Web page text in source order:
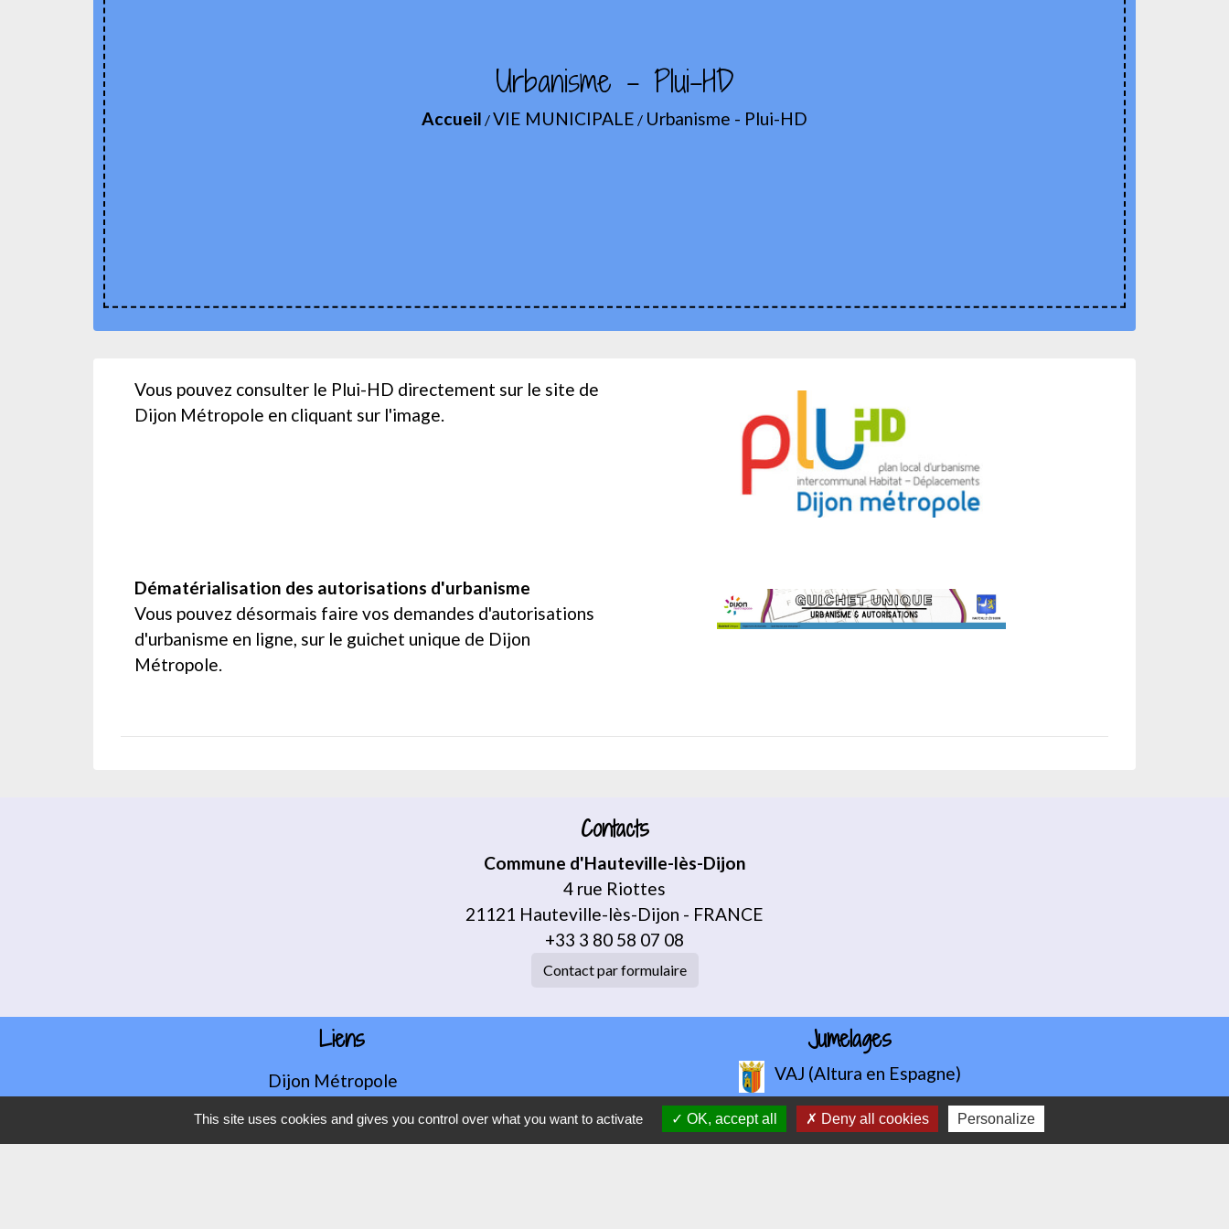
Urbanisme - Plui-HD
Accueil /VIE MUNICIPALE / Urbanisme - Plui-HD
Vous pouvez consulter le Plui-HD directement sur le site de
Dijon Métropole en cliquant sur l'image.
Dématérialisation des autorisations d'urbanisme
Vous pouvez désormais faire vos demandes d'autorisations
d'urbanisme en ligne, sur le guichet unique de Dijon
Métropole.
Contacts
Commune d'Hauteville-lès-Dijon
4 rue Riottes
21121 Hauteville-lès-Dijon - FRANCE
+33 3 80 58 07 08
Contact par formulaire
Liens
Dijon Métropole
Jumelages
VAJ (Altura en Espagne)
This site uses cookies and gives you control over what you want to activate OK, accept all Deny all cookies Personalize